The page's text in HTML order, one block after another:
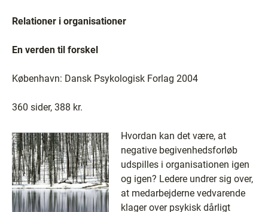
Relationer i organisationer
En verden til forskel
København: Dansk Psykologisk Forlag 2004
360 sider, 388 kr.
Hvordan kan det være, at
negative begivenhedsforløb
udspilles i organisationen igen
og igen? Ledere undrer sig over,
at medarbejderne vedvarende
klager over psykisk dårligt